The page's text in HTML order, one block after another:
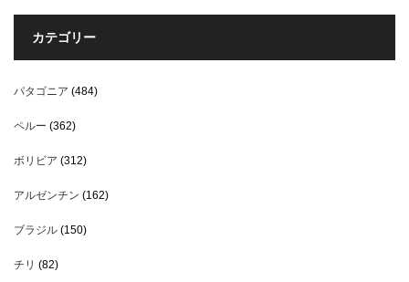
カテゴリー
パタゴニア (484)
ペルー (362)
ボリビア (312)
アルゼンチン (162)
ブラジル (150)
チリ (82)